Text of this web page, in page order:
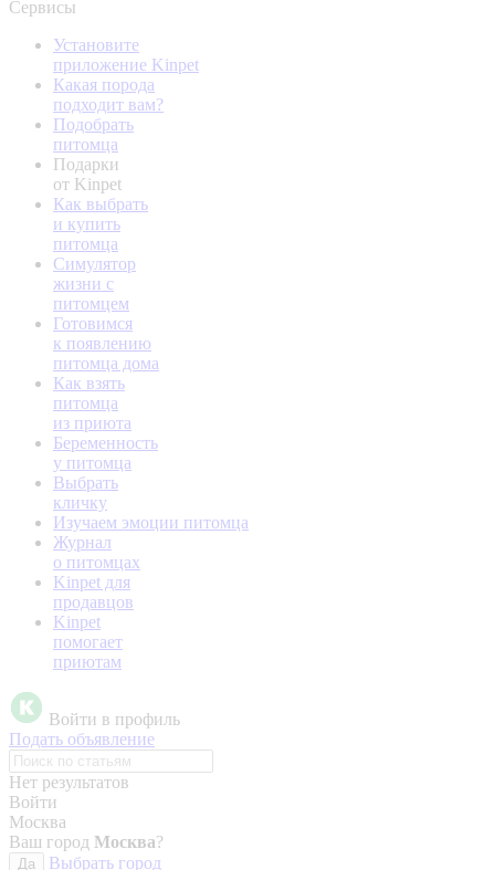
Сервисы
Установите
приложение Kinpet
Какая порода
подходит вам?
Подобрать
питомца
Подарки
от Kinpet
Как выбрать
и купить
питомца
Симулятор
жизни с
питомцем
Готовимся
к появлению
питомца дома
Как взять
питомца
из приюта
Беременность
у питомца
Выбрать
кличку
Изучаем эмоции питомца
Журнал
о питомцах
Kinpet для
продавцов
Kinpet
помогает
приютам
Войти в профиль
Подать объявление
Нет результатов
Войти
Москва
Ваш город Москва?
Да
Выбрать город